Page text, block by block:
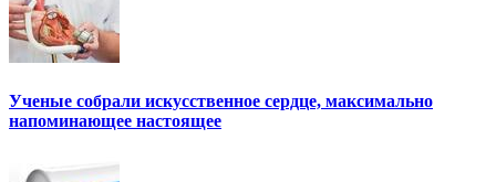
Ученые собрали искусственное сердце, максимально
напоминающее настоящее